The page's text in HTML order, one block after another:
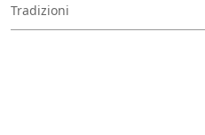
Tradizioni